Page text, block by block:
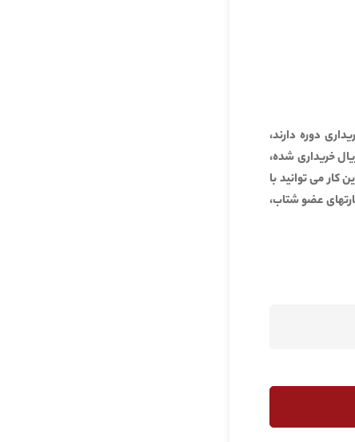
دوره دارند،
خریداری شده،
می توانید با
عضو شتاب،